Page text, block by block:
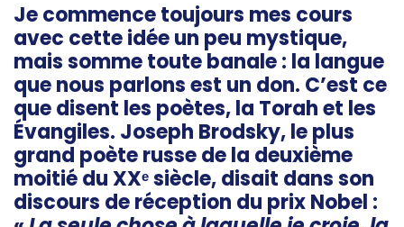
Je commence toujours mes cours
avec cette idée un peu mystique,
mais somme toute banale : la langue
que nous parlons est un don. C’est ce
que disent les poètes, la Torah et les
Évangiles. Joseph Brodsky, le plus
grand poète russe de la deuxième
moitié du XXᵉ siècle, disait dans son
discours de réception du prix Nobel :